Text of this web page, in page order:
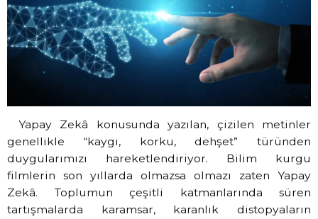
Yapay Zekâ konusunda yazılan, çizilen metinler
genellikle “kaygı, korku, dehşet” türünden
duygularımızı hareketlendiriyor. Bilim kurgu
filmlerin son yıllarda olmazsa olmazı zaten Yapay
Zekâ. Toplumun çeşitli katmanlarında süren
tartışmalarda karamsar, karanlık distopyaların